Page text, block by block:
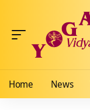
Home News